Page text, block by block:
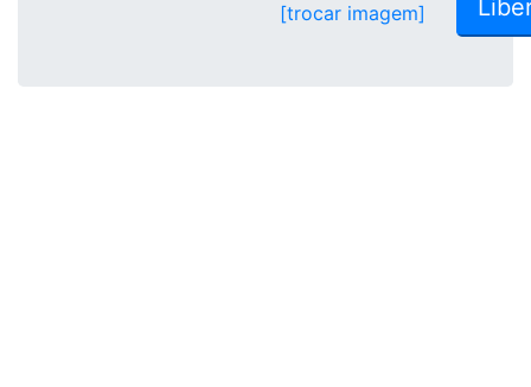
[trocar imagem]